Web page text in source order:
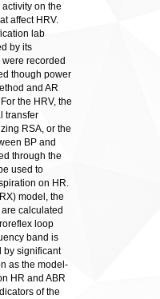
on the
affect HRV.
lab
by its
recorded
though power
and AR
the HRV, the
transfer
RSA, or the
BP and
through the
used to
on HR.
model, the
calculated
loop
band is
by significant
as the model-
HR and ABR
of the